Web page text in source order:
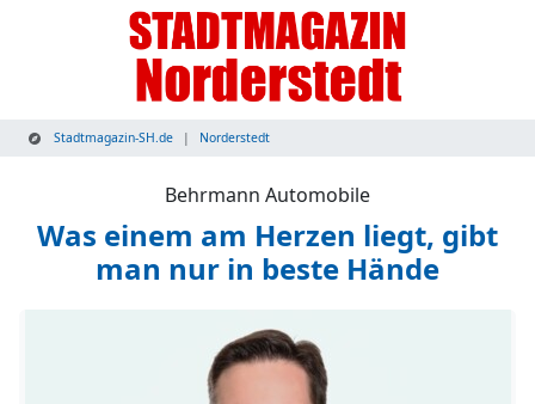
Stadtmagazin-SH.de Norderstedt
Behrmann Automobile
Was einem am Herzen liegt, gibt
man nur in beste Hände